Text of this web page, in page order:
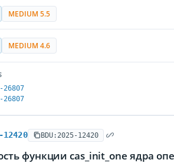
MEDIUM 5.5
MEDIUM 4.6
26807
26807
12420 BDU:2025-12420
функции cas_init_one ядра